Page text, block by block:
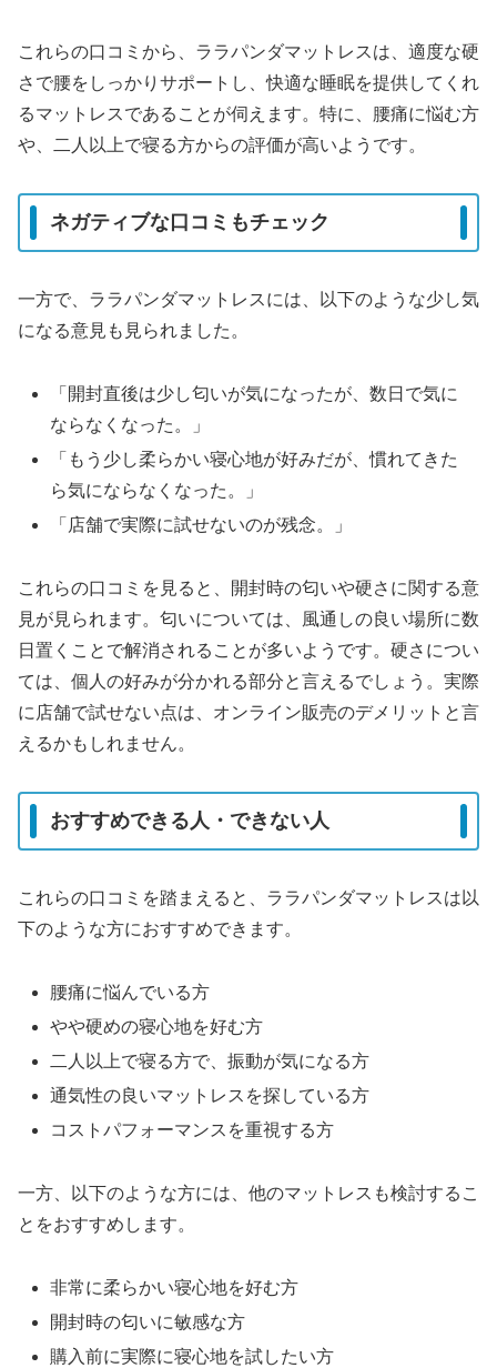
これらの口コミから、ララパンダマットレスは、適度な硬
さで腰をしっかりサポートし、快適な睡眠を提供してくれ
るマットレスであることが伺えます。特に、腰痛に悩む方
や、二人以上で寝る方からの評価が高いようです。
ネガティブな口コミもチェック
一方で、ララパンダマットレスには、以下のような少し気
になる意見も見られました。
「開封直後は少し匂いが気になったが、数日で気に
ならなくなった。」
「もう少し柔らかい寝心地が好みだが、慣れてきた
ら気にならなくなった。」
「店舗で実際に試せないのが残念。」
これらの口コミを見ると、開封時の匂いや硬さに関する意
見が見られます。匂いについては、風通しの良い場所に数
日置くことで解消されることが多いようです。硬さについ
ては、個人の好みが分かれる部分と言えるでしょう。実際
に店舗で試せない点は、オンライン販売のデメリットと言
えるかもしれません。
おすすめできる人・できない人
これらの口コミを踏まえると、ララパンダマットレスは以
下のような方におすすめできます。
腰痛に悩んでいる方
やや硬めの寝心地を好む方
二人以上で寝る方で、振動が気になる方
通気性の良いマットレスを探している方
コストパフォーマンスを重視する方
一方、以下のような方には、他のマットレスも検討するこ
とをおすすめします。
非常に柔らかい寝心地を好む方
開封時の匂いに敏感な方
購入前に実際に寝心地を試したい方